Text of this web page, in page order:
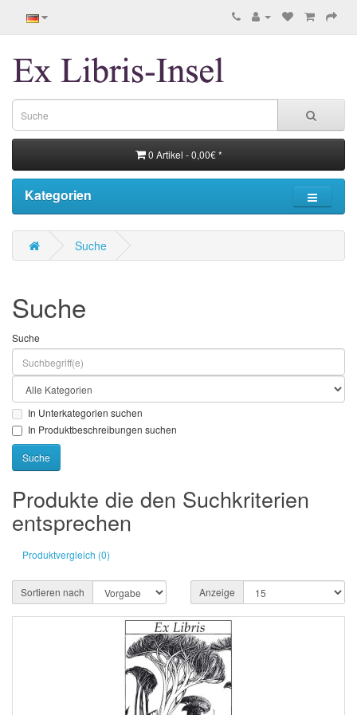
0 Artikel - 0,00€ *
Kategorien
Suche
Suche
Suche
In Unterkategorien suchen
In Produktbeschreibungen suchen
Produkte die den Suchkriterien
entsprechen
Produktvergleich (0)
Sortieren nach Anzeige